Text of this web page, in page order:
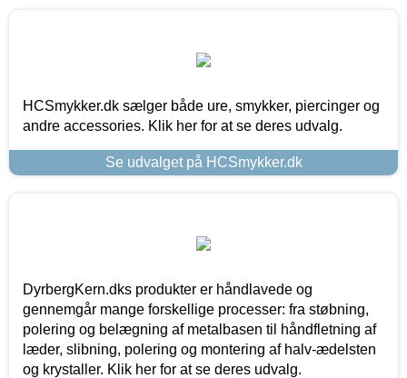
HCSmykker.dk sælger både ure, smykker, piercinger og
andre accessories. Klik her for at se deres udvalg.
Se udvalget på HCSmykker.dk
DyrbergKern.dks produkter er håndlavede og
gennemgår mange forskellige processer: fra støbning,
polering og belægning af metalbasen til håndfletning af
læder, slibning, polering og montering af halv-ædelsten
og krystaller. Klik her for at se deres udvalg.